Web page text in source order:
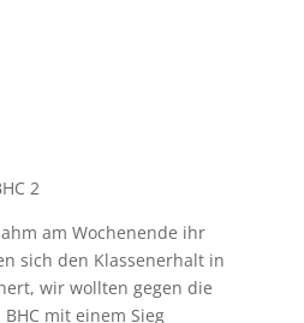
2
am Wochenende ihr
sich den Klassenerhalt in
wir wollten gegen die
mit einem Sieg